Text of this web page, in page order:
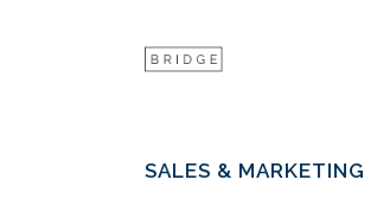
SALES & MARKETING